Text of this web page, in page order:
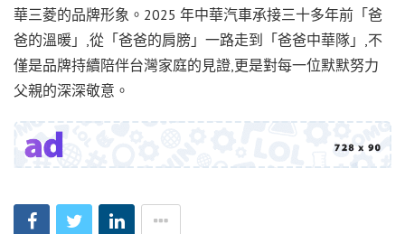
華三菱的品牌形象。2025 年中華汽車承接三十多年前「爸
爸的溫暖」,從「爸爸的肩膀」一路走到「爸爸中華隊」,不
僅是品牌持續陪伴台灣家庭的見證,更是對每一位默默努力
父親的深深敬意。